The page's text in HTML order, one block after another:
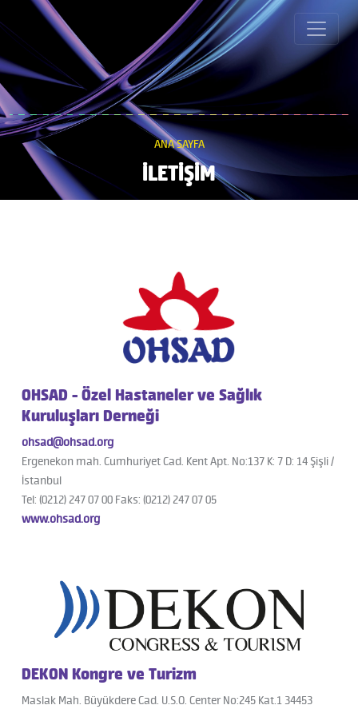
ANA SAYFA
İLETİŞİM
OHSAD - Özel Hastaneler ve Sağlık
Kuruluşları Derneği
ohsad@ohsad.org
Ergenekon mah. Cumhuriyet Cad. Kent Apt. No:137 K: 7 D: 14 Şişli /
İstanbul
Tel: (0212) 247 07 00 Faks: (0212) 247 07 05
www.ohsad.org
DEKON Kongre ve Turizm
Maslak Mah. Büyükdere Cad. U.S.O. Center No:245 Kat.1 34453